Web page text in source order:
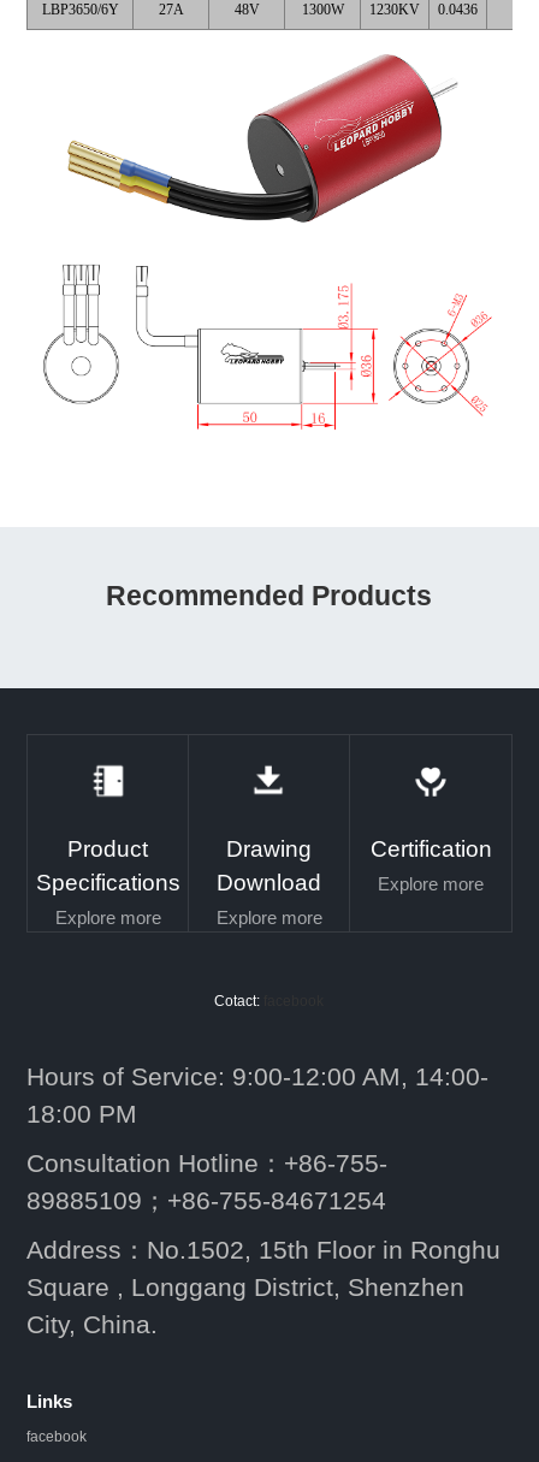
LBP3650/6Y 27A 48V 1300W 1230KV 0.0436
Recommended Products
Product
Specifications
Explore more
Drawing
Download
Explore more
Certification
Explore more
Cotact:
Hours of Service: 9:00-12:00 AM, 14:00-
18:00 PM
Consultation Hotline：+86-755-
89885109；+86-755-84671254
Address：No.1502, 15th Floor in Ronghu
Square , Longgang District, Shenzhen
City, China.
Links
facebook